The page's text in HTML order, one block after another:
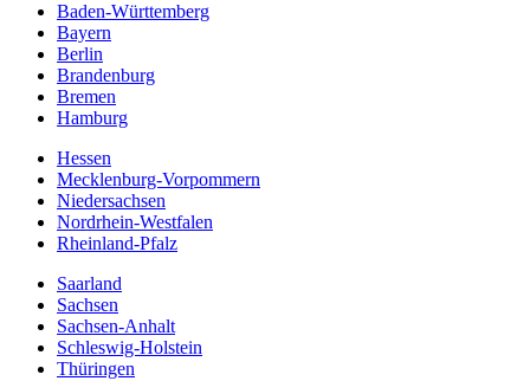
Baden-Württemberg
Bayern
Berlin
Brandenburg
Bremen
Hamburg
Hessen
Mecklenburg-Vorpommern
Niedersachsen
Nordrhein-Westfalen
Rheinland-Pfalz
Saarland
Sachsen
Sachsen-Anhalt
Schleswig-Holstein
Thüringen